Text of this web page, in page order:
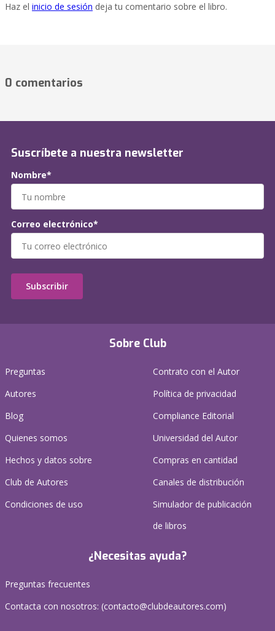
Haz el inicio de sesión deja tu comentario sobre el libro.
0 comentarios
Sobre Club
Preguntas
Autores
Blog
Quienes somos
Hechos y datos sobre
Club de Autores
Condiciones de uso
Contrato con el Autor
Política de privacidad
Compliance Editorial
Universidad del Autor
Compras en cantidad
Canales de distribución
Simulador de publicación
de libros
¿Necesitas ayuda?
Preguntas frecuentes
Contacta con nosotros: (contacto@clubdeautores.com)
Suscríbete a nuestra newsletter
Nombre*
Correo electrónico*
Subscribir